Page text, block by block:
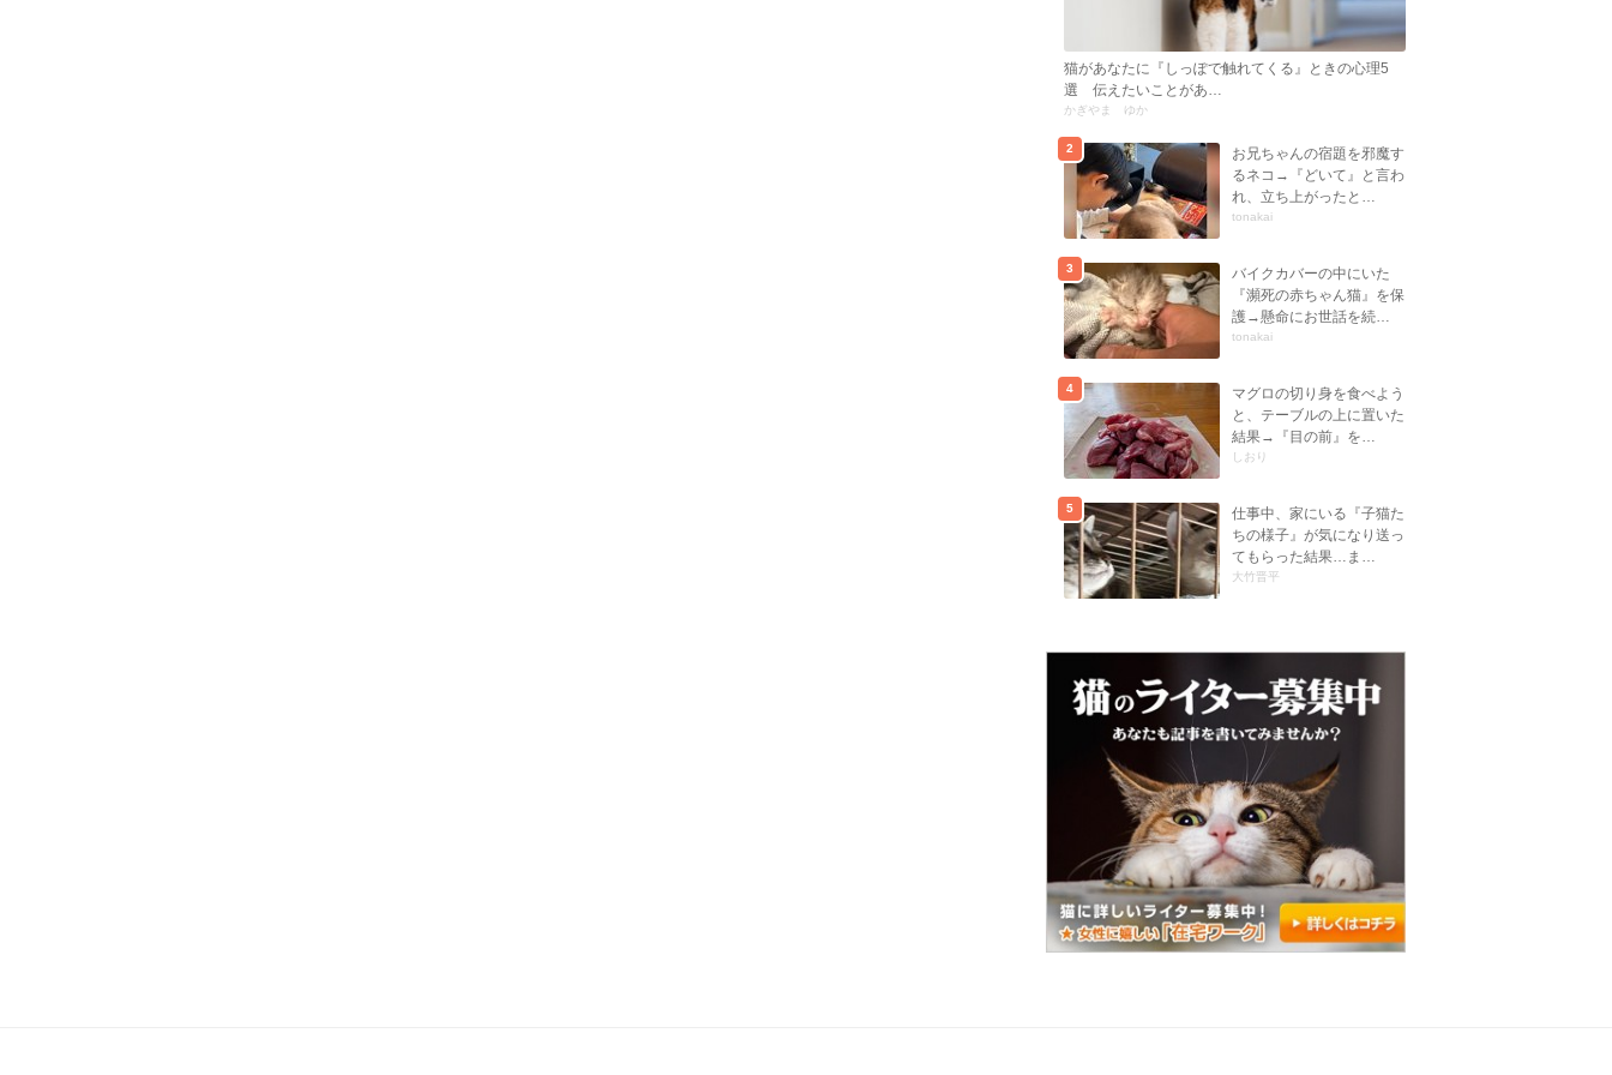
猫があなたに『しっぽで触れてくる』ときの心理5
選 伝えたいことがあ…
かぎやま ゆか
2
お兄ちゃんの宿題を邪魔す
るネコ→『どいて』と言わ
れ、立ち上がったと…
tonakai
3
バイクカバーの中にいた
『瀕死の赤ちゃん猫』を保
護→懸命にお世話を続…
tonakai
4
マグロの切り身を食べよう
と、テーブルの上に置いた
結果→『目の前』を…
しおり
5
仕事中、家にいる『子猫た
ちの様子』が気になり送っ
てもらった結果…ま…
大竹晋平